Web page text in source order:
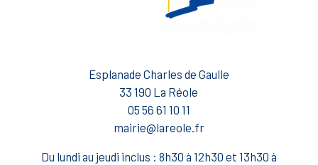
Esplanade Charles de Gaulle
33 190 La Réole
05 56 61 10 11
mairie@lareole.fr
Du lundi au jeudi inclus : 8h30 à 12h30 et 13h30 à